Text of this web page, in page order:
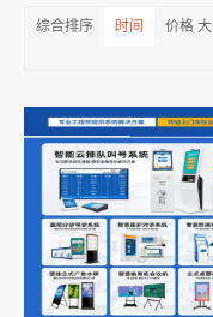
综合排序 时间 价格